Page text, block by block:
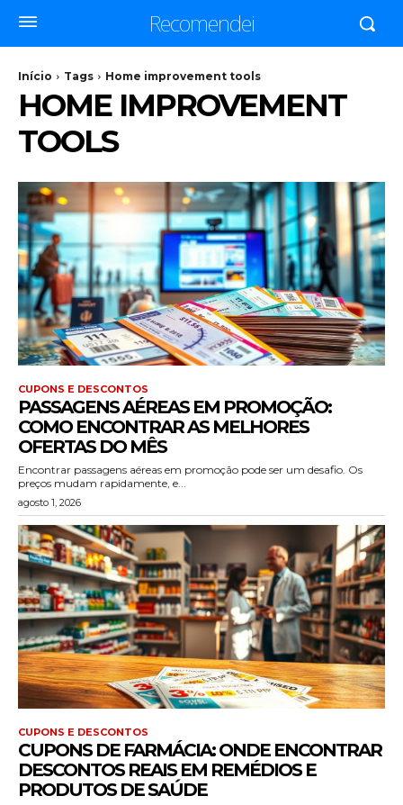
Recomendei
Início Tags Home improvement tools
HOME IMPROVEMENT
TOOLS
CUPONS E DESCONTOS
PASSAGENS AÉREAS EM PROMOÇÃO:
COMO ENCONTRAR AS MELHORES
OFERTAS DO MÊS
Encontrar passagens aéreas em promoção pode ser um desafio. Os
preços mudam rapidamente, e...
agosto 1, 2026
CUPONS E DESCONTOS
CUPONS DE FARMÁCIA: ONDE ENCONTRAR
DESCONTOS REAIS EM REMÉDIOS E
PRODUTOS DE SAÚDE